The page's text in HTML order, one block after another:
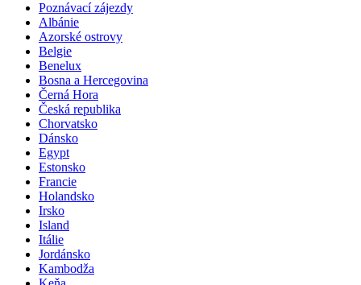
Poznávací zájezdy
Albánie
Azorské ostrovy
Belgie
Benelux
Bosna a Hercegovina
Černá Hora
Česká republika
Chorvatsko
Dánsko
Egypt
Estonsko
Francie
Holandsko
Irsko
Island
Itálie
Jordánsko
Kambodža